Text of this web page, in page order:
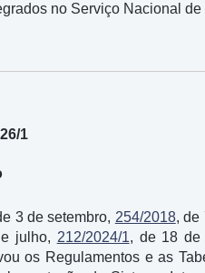
no Serviço Nacional
1
3 de setembro, 254/2018, de
julho, 212/2024/1, de 18
os Regulamentos e as